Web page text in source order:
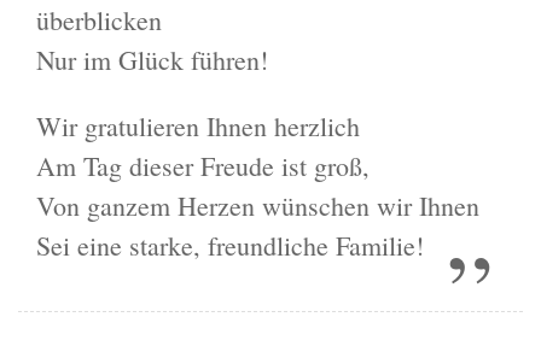
überblicken
Nur im Glück führen!
Wir gratulieren Ihnen herzlich
Am Tag dieser Freude ist groß,
Von ganzem Herzen wünschen wir Ihnen
Sei eine starke, freundliche Familie!